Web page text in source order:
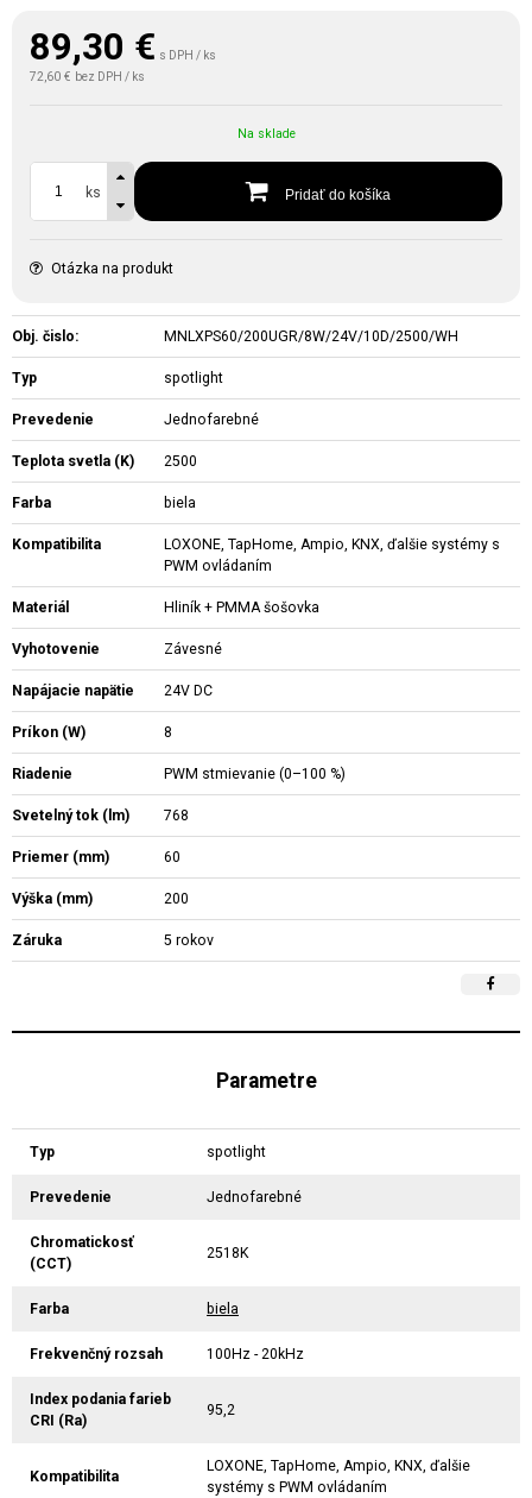
89,30 € s DPH / ks
72,60 € bez DPH / ks
Na sklade
ks Pridať do košíka
Otázka na produkt
Obj. čislo: MNLXPS60/200UGR/8W/24V/10D/2500/WH
Typ spotlight
Prevedenie Jednofarebné
Teplota svetla (K) 2500
Farba biela
Kompatibilita
LOXONE, TapHome, Ampio, KNX, ďalšie systémy s
PWM ovládaním
Materiál Hliník + PMMA šošovka
Vyhotovenie Závesné
Napájacie napätie 24V DC
Príkon (W) 8
Riadenie PWM stmievanie (0–100 %)
Svetelný tok (lm) 768
Priemer (mm) 60
Výška (mm) 200
Záruka 5 rokov
Parametre
Typ spotlight
Prevedenie Jednofarebné
Chromatickosť
(CCT)
2518K
Farba biela
Frekvenčný rozsah 100Hz - 20kHz
Index podania farieb
CRI (Ra)
95,2
Kompatibilita
LOXONE, TapHome, Ampio, KNX, ďalšie
systémy s PWM ovládaním